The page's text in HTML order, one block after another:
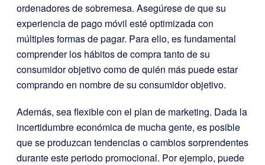
ordenadores de sobremesa. Asegúrese de que su
experiencia de pago móvil esté optimizada con
múltiples formas de pagar. Para ello, es fundamental
comprender los hábitos de compra tanto de su
consumidor objetivo como de quién más puede estar
comprando en nombre de su consumidor objetivo.
Además, sea flexible con el plan de marketing. Dada la
incertidumbre económica de mucha gente, es posible
que se produzcan tendencias o cambios sorprendentes
durante este periodo promocional. Por ejemplo, puede